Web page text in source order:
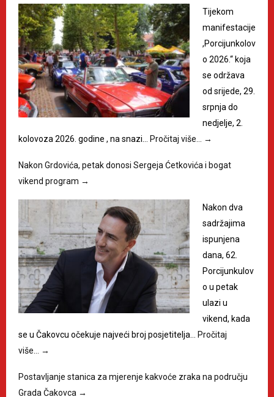
Tijekom
manifestacije
,Porcijunkolov
o 2026.“ koja
se održava
od srijede, 29.
srpnja do
nedjelje, 2.
kolovoza 2026. godine , na snazi…
Pročitaj više… →
Nakon Grdovića, petak donosi Sergeja Ćetkovića i bogat
vikend program →
Nakon dva
sadržajima
ispunjena
dana, 62.
Porcijunkulov
o u petak
ulazi u
vikend, kada
se u Čakovcu očekuje najveći broj posjetitelja…
Pročitaj
više…
→
Postavljanje stanica za mjerenje kakvoće zraka na području
Grada Čakovca →